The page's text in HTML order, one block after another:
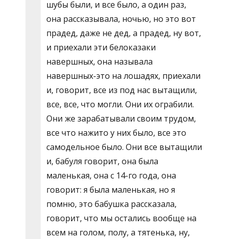
шубы были, и все было, а один раз,
она рассказывала, ночью, но это вот
прадед, даже не дед, а прадед, ну вот,
и приехали эти белоказаки
навершных, она называла
навершных-это на лошадях, приехали
и, говорит, все из под нас вытащили,
все, все, что могли. Они их ограбили.
Они же зарабатывали своим трудом,
все что нажито у них было, все это
самодельное было. Они все вытащили
и, бабуля говорит, она была
маленькая, она с 14-го года, она
говорит: я была маленькая, но я
помню, это бабушка рассказала,
говорит, что мы остались вообще на
всем на голом, полу, а тятенька, ну,